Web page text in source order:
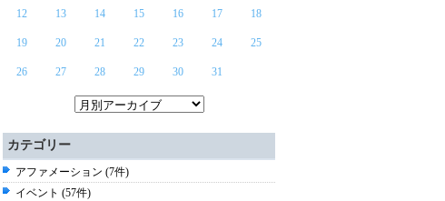
12 13 14 15 16 17 18
19 20 21 22 23 24 25
26 27 28 29 30 31
カテゴリー
アファメーション (7件)
イベント (57件)